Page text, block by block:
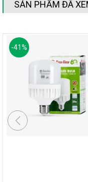
xâm nhập.
SẢN PHẨM ĐÃ
-41%